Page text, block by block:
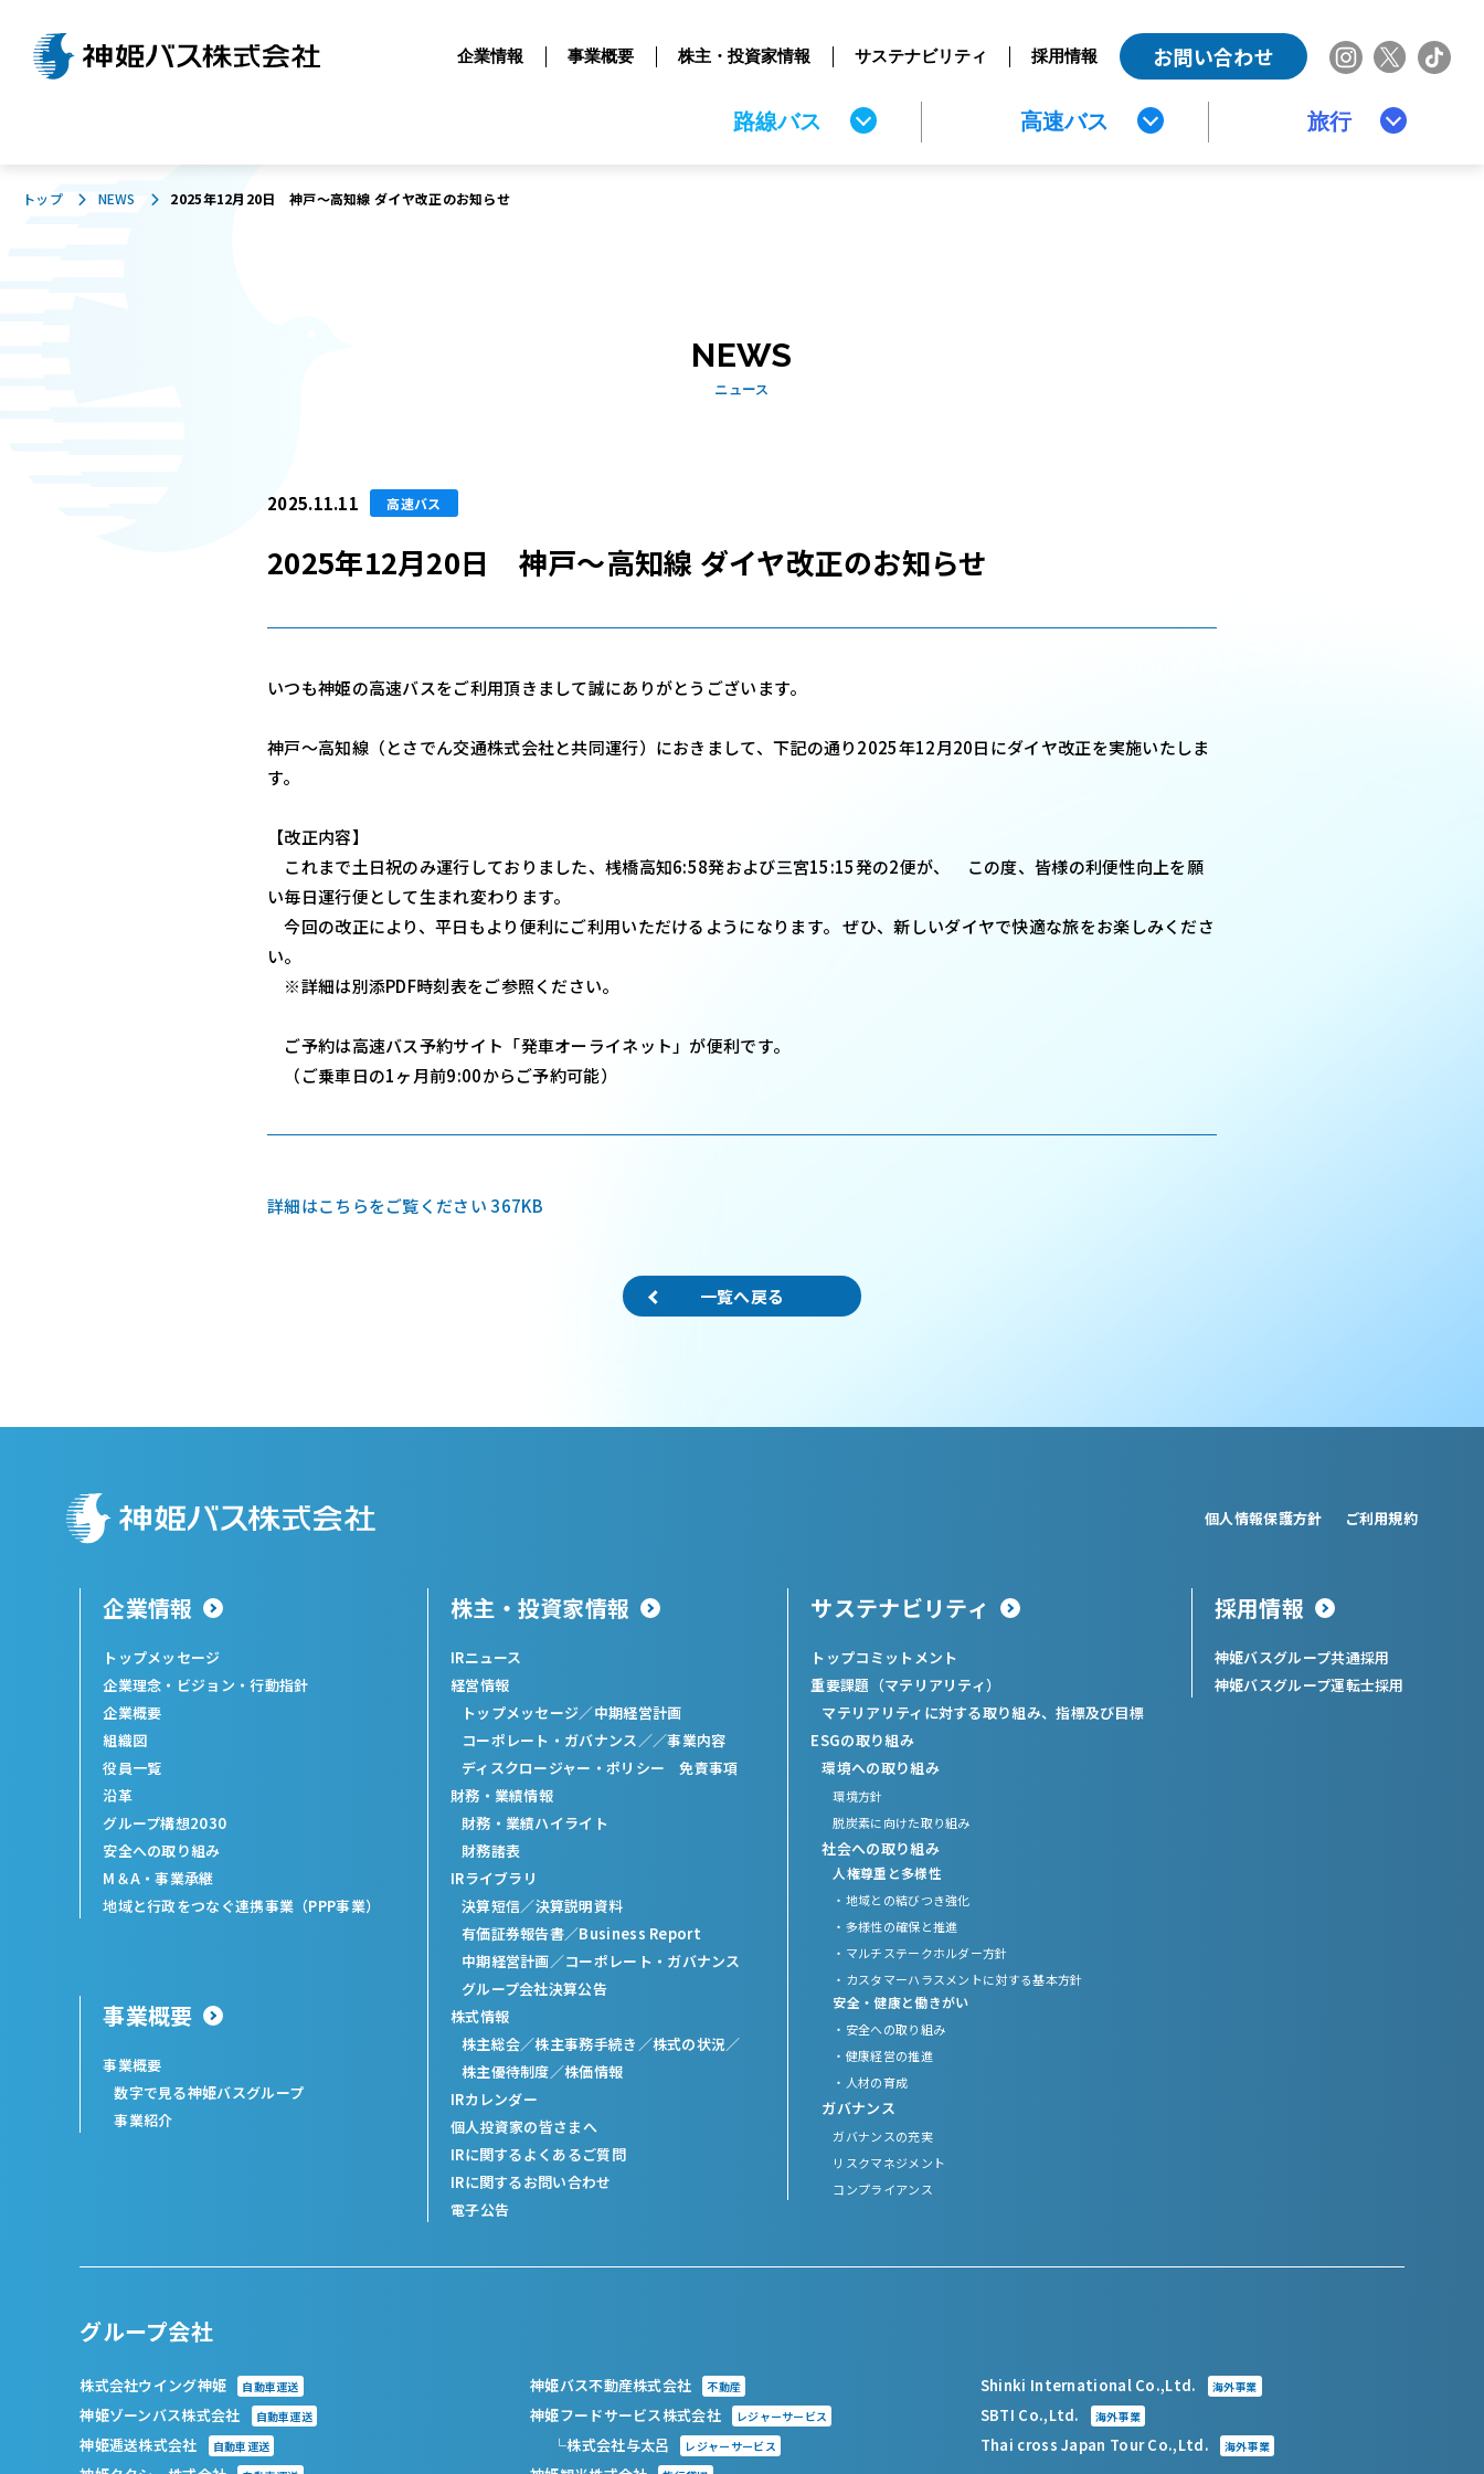
企業情報 事業概要 株主・投資家情報 サステナビリティ 採用情報 お問い合わせ
路線バス 高速バス 旅行
トップ NEWS 2025年12月20日 神戸～高知線 ダイヤ改正のお知らせ
NEWS
ニュース
2025.11.11 高速バス
2025年12月20日 神戸～高知線 ダイヤ改正のお知らせ
いつも神姫の高速バスをご利用頂きまして誠にありがとうございます。
神戸～高知線（とさでん交通株式会社と共同運行）におきまして、下記の通り2025年12月20日にダイヤ改正を実施いたしま
す。
【改正内容】
これまで土日祝のみ運行しておりました、桟橋高知6:58発および三宮15:15発の2便が、 この度、皆様の利便性向上を願
い毎日運行便として生まれ変わります。
今回の改正により、平日もより便利にご利用いただけるようになります。 ぜひ、新しいダイヤで快適な旅をお楽しみくださ
い。
※詳細は別添PDF時刻表をご参照ください。
ご予約は高速バス予約サイト「発車オーライネット」が便利です。
（ご乗車日の1ヶ月前9:00からご予約可能）
詳細はこちらをご覧ください 367KB
一覧へ戻る
個人情報保護方針 ご利用規約
企業情報
トップメッセージ
企業理念・ビジョン・行動指針
企業概要
組織図
役員一覧
沿革
グループ構想2030
安全への取り組み
M＆A・事業承継
地域と行政をつなぐ連携事業（PPP事業）
事業概要
事業概要
数字で見る神姫バスグループ
事業紹介
株主・投資家情報
IRニュース
経営情報
トップメッセージ／中期経営計画
コーポレート・ガバナンス／／事業内容
ディスクロージャー・ポリシー 免責事項
財務・業績情報
財務・業績ハイライト
財務諸表
IRライブラリ
決算短信／決算説明資料
有価証券報告書／Business Report
中期経営計画／コーポレート・ガバナンス
グループ会社決算公告
株式情報
株主総会／株主事務手続き／株式の状況／
株主優待制度／株価情報
IRカレンダー
個人投資家の皆さまへ
IRに関するよくあるご質問
IRに関するお問い合わせ
電子公告
サステナビリティ
トップコミットメント
重要課題（マテリアリティ）
マテリアリティに対する取り組み、指標及び目標
ESGの取り組み
環境への取り組み
環境方針
脱炭素に向けた取り組み
社会への取り組み
人権尊重と多様性
・地域との結びつき強化
・多様性の確保と推進
・マルチステークホルダー方針
・カスタマーハラスメントに対する基本方針
安全・健康と働きがい
・安全への取り組み
・健康経営の推進
・人材の育成
ガバナンス
ガバナンスの充実
リスクマネジメント
コンプライアンス
採用情報
神姫バスグループ共通採用
神姫バスグループ運転士採用
グループ会社
株式会社ウイング神姫 自動車運送
神姫ゾーンバス株式会社 自動車運送
神姫逓送株式会社 自動車運送
神姫バス不動産株式会社 不動産
神姫フードサービス株式会社 レジャーサービス
└株式会社与太呂 レジャーサービス
Shinki International Co.,Ltd. 海外事業
SBTI Co.,Ltd. 海外事業
Thai cross Japan Tour Co.,Ltd. 海外事業